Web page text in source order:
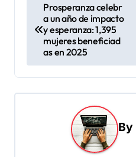
e
g
Prosperanza celebr
a un año de impacto
y esperanza: 1,395
mujeres beneficiad
as en 2025
By